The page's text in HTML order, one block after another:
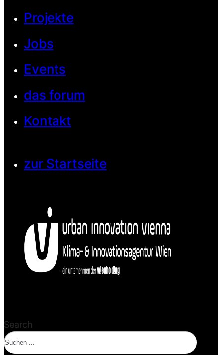
Projekte
Jobs
Events
das forum
Kontakt
zur Startseite
Search